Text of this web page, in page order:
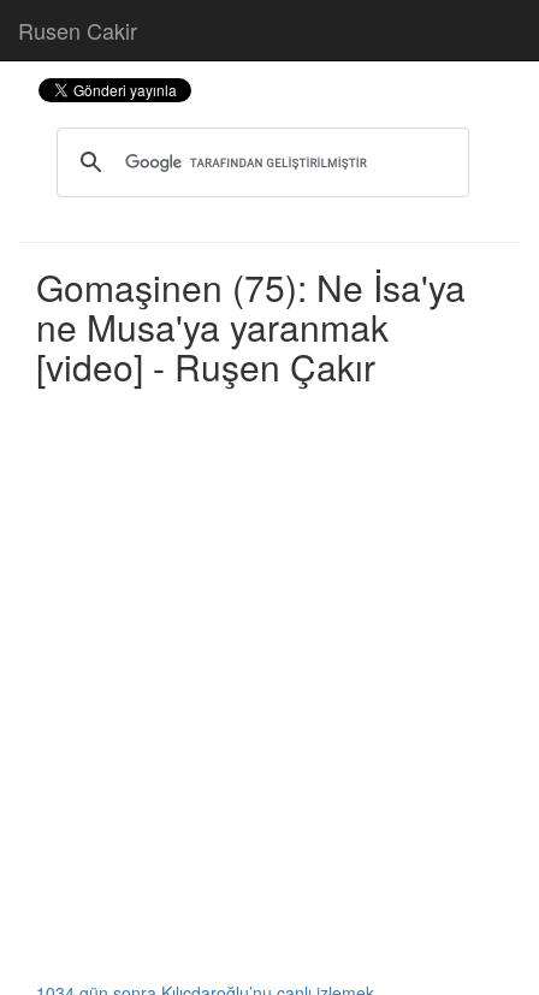
Rusen Cakir
Gomaşinen (75): Ne İsa'ya
ne Musa'ya yaranmak
[video] - Ruşen Çakır